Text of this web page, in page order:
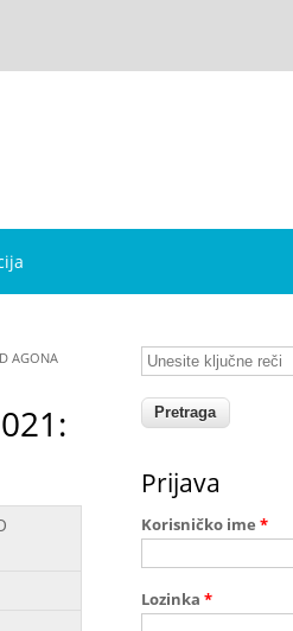
AGONA
Unesite ključne reči
Prijava
Korisničko ime *
Lozinka *